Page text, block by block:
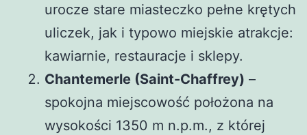
urocze stare miasteczko pełne krętych
uliczek, jak i typowo miejskie atrakcje:
kawiarnie, restauracje i sklepy.
Chantemerle (Saint-Chaffrey) –
spokojna miejscowość położona na
wysokości 1350 m n.p.m., z której